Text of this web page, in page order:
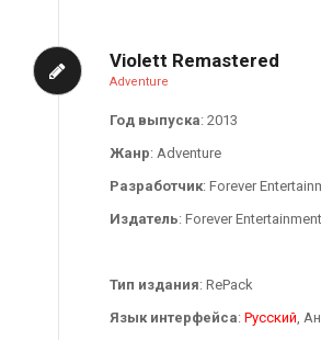
Violett Remastered
Adventure
Год выпуска: 2013
Жанр: Adventure
Разработчик: Forever
Издатель: Forever Entertainment
Тип издания: RePack
Язык интерфейса: Русский ,